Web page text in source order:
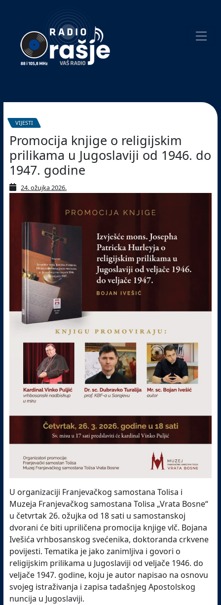
website!
VIJESTI
Promocija knjige o religijskim
prilikama u Jugoslaviji od 1946. do
1947. godine
24. ožujka 2026.
U organizaciji Franjevačkog samostana Tolisa i
Muzeja Franjevačkog samostana Tolisa „Vrata Bosne“
u četvrtak 26. ožujka od 18 sati u samostanskoj
dvorani će biti upriličena promocija knjige vlč. Bojana
Ivešića vrhbosanskog svećenika, doktoranda crkvene
povijesti. Tematika je jako zanimljiva i govori o
religijskim prilikama u Jugoslaviji od veljače 1946. do
veljače 1947. godine, koju je autor napisao na osnovu
svojeg istraživanja i zapisa tadašnjeg Apostolskog
nuncija u Jugoslaviji.